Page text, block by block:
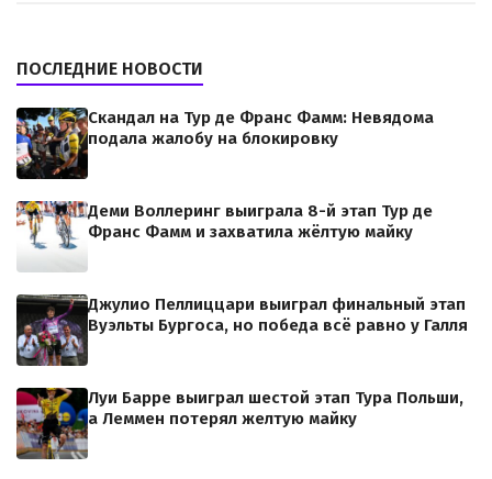
ПОСЛЕДНИЕ НОВОСТИ
Скандал на Тур де Франс Фамм: Невядома
подала жалобу на блокировку
Деми Воллеринг выиграла 8-й этап Тур де
Франс Фамм и захватила жёлтую майку
Джулио Пеллиццари выиграл финальный этап
Вуэльты Бургоса, но победа всё равно у Галля
Луи Барре выиграл шестой этап Тура Польши,
а Леммен потерял желтую майку